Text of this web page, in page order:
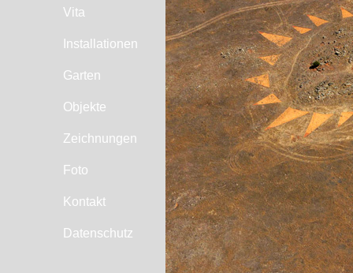
Vita
Installationen
Garten
Objekte
Zeichnungen
Foto
Kontakt
Datenschutz